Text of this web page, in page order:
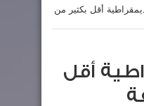
أقل بكثير من
أقل